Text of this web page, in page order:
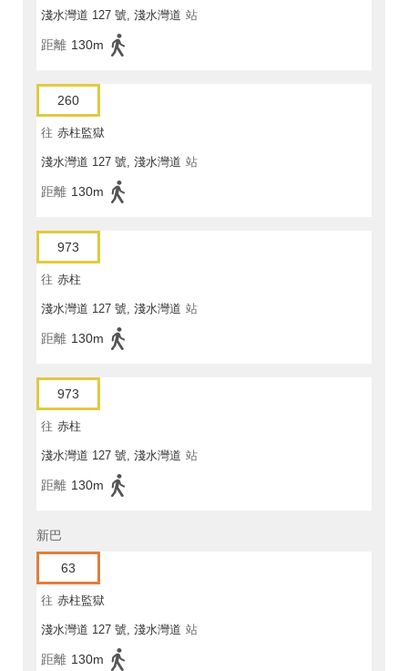
淺水灣道 127 號, 淺水灣道 站
距離 130m
260
往 赤柱監獄
淺水灣道 127 號, 淺水灣道 站
距離 130m
973
往 赤柱
淺水灣道 127 號, 淺水灣道 站
距離 130m
973
往 赤柱
淺水灣道 127 號, 淺水灣道 站
距離 130m
新巴
63
往 赤柱監獄
淺水灣道 127 號, 淺水灣道 站
距離 130m